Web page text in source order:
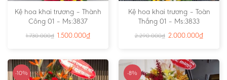
Kệ hoa khai trương – Thành
Công 01 – Ms:3837
1.730.000₫ 1.500.000₫
Kệ hoa khai trương – Toàn
Thắng 01 – Ms:3833
2.290.000₫ 2.000.000₫
-10% -8%